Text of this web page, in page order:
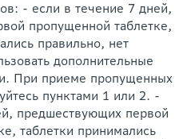
- если в течение 7 дней,
пропущенной таблетке,
правильно, нет
дополнительные
При приеме пропущенных
пунктами 1 или 2. -
предшествующих первой
таблетки принимались